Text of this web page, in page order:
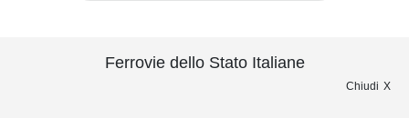
Ferrovie dello Stato Italiane
Chiudi